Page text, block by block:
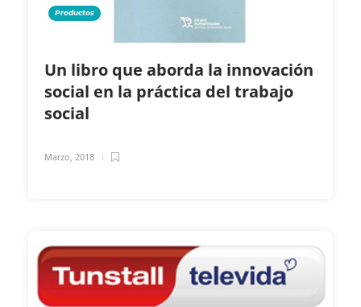
Productos
Un libro que aborda la innovación
social en la práctica del trabajo
social
Marzo, 2018